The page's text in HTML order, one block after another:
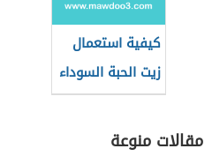
كيفية استعمال
زيت الحبة السوداء
للشعر
مقالات منوعة